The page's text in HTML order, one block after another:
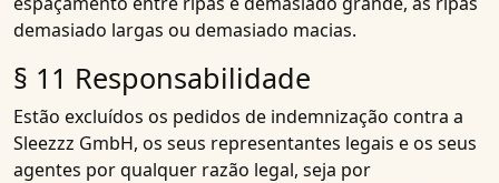
demasiado largas ou demasiado macias.
§ 11 Responsabilidade
Estão excluídos os pedidos de indemnização contra a
Sleezzz GmbH, os seus representantes legais e os seus
agentes por qualquer razão legal, seja por